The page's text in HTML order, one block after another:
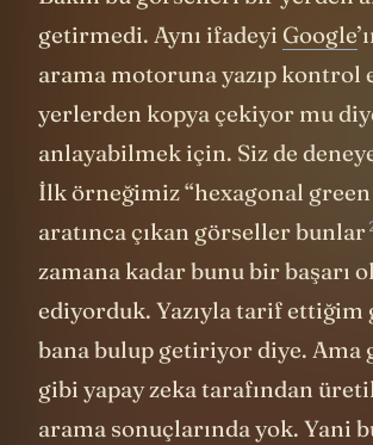
getirmedi. Aynı ifadeyi Google
arama motoruna yazıp kontrol
yerlerden kopya çekiyor mu
anlayabilmek için. Siz de
İlk örneğimiz “hexagonal
aratınca çıkan görsellerbunlar
zamana kadar bunu bir başarı
ediyorduk. Yazıyla tarif ettiğim
bana bulup getiriyor diye. Ama
gibi yapay zeka tarafından
arama sonuçlarında yok. Yani